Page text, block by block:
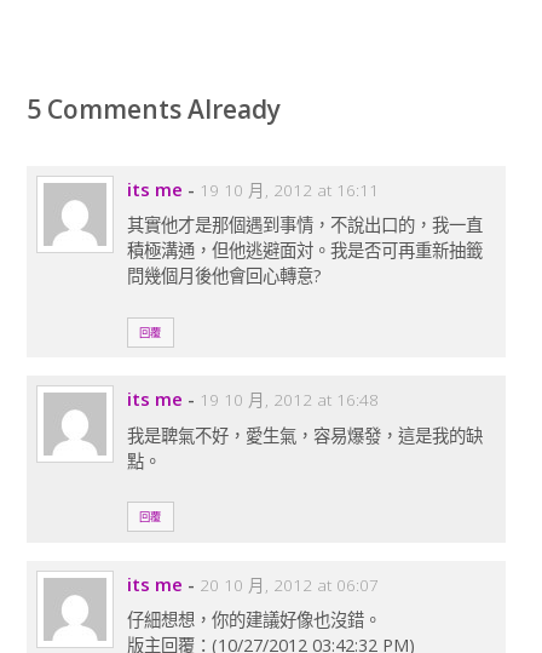
5 Comments Already
its me - 19 10 月, 2012 at 16:11
其實他才是那個遇到事情，不說出口的，我一直
積極溝通，但他逃避面対。我是否可再重新抽籤
問幾個月後他會回心轉意?
回覆
its me - 19 10 月, 2012 at 16:48
我是聛氣不好，愛生氣，容易爆發，這是我的缺
點。
回覆
its me - 20 10 月, 2012 at 06:07
仔細想想，你的建議好像也沒錯。
版主回覆：(10/27/2012 03:42:32 PM)